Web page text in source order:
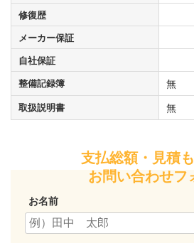
修復歴
メーカー保証
自社保証
整備記録簿 無
取扱説明書 無
支払総額・見積
お問い合わせフ
お名前